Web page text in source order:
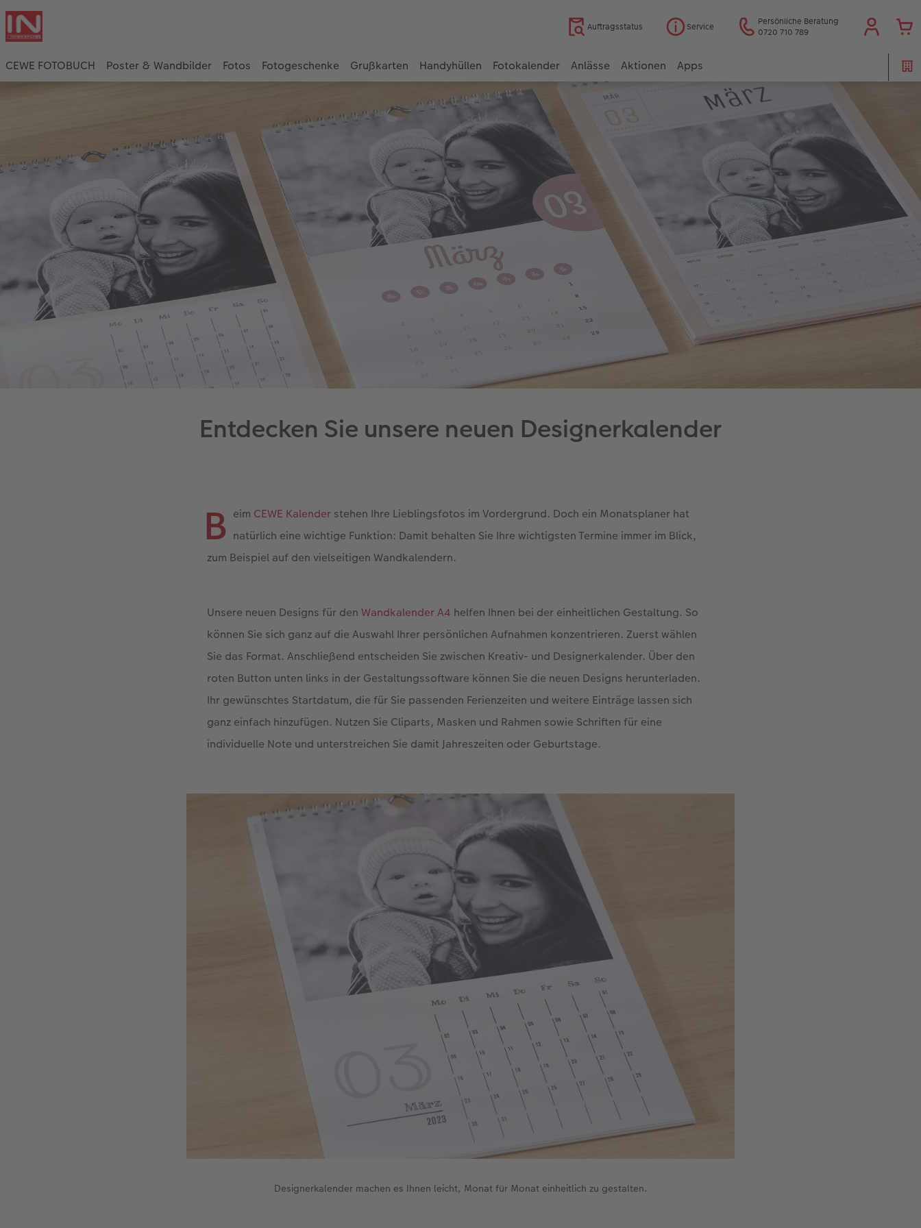
Auftragsstatus Service
Persönliche Beratung
0720 710 789
CEWE FOTOBUCH Poster & Wandbilder Fotos Fotogeschenke Grußkarten Handyhüllen Fotokalender Anlässe Aktionen Apps
Entdecken Sie unsere neuen Designerkalender
B eim CEWE Kalenderstehen Ihre Lieblingsfotos im Vordergrund. Doch ein Monatsplaner hat
natürlich eine wichtige Funktion: Damit behalten Sie Ihre wichtigsten Termine immer im Blick,
zum Beispiel auf den vielseitigen Wandkalendern.
Unsere neuen Designs für denWandkalender A4 helfen Ihnen bei der einheitlichen Gestaltung. So
können Sie sich ganz auf die Auswahl Ihrer persönlichen Aufnahmen konzentrieren. Zuerst wählen
Sie das Format. Anschließend entscheiden Sie zwischen Kreativ- und Designerkalender. Über den
roten Button unten links in der Gestaltungssoftware können Sie die neuen Designs herunterladen.
Ihr gewünschtes Startdatum, die für Sie passenden Ferienzeiten und weitere Einträge lassen sich
ganz einfach hinzufügen. Nutzen Sie Cliparts, Masken und Rahmen sowie Schriften für eine
individuelle Note und unterstreichen Sie damit Jahreszeiten oder Geburtstage.
Designerkalender machen es Ihnen leicht, Monat für Monat einheitlich zu gestalten.